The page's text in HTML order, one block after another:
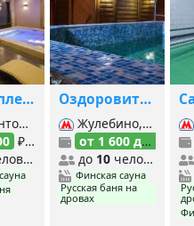
SPA комплекс Мистер Жулебин
Восточная,
₽/час
Оздоровительный центр Posёlok
Жулебино, Лермонтовский проспект, Косино,
от 1 600 до 4 000
до 10человек
Финская сауна
Русская баня на
дровах